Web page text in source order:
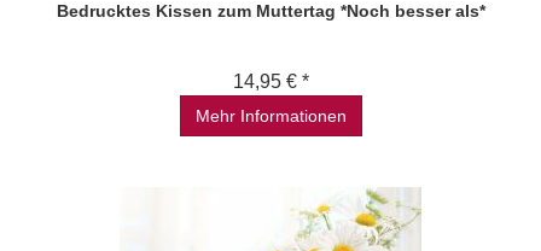
Bedrucktes Kissen zum Muttertag *Noch besser als*
14,95 € *
Mehr Informationen